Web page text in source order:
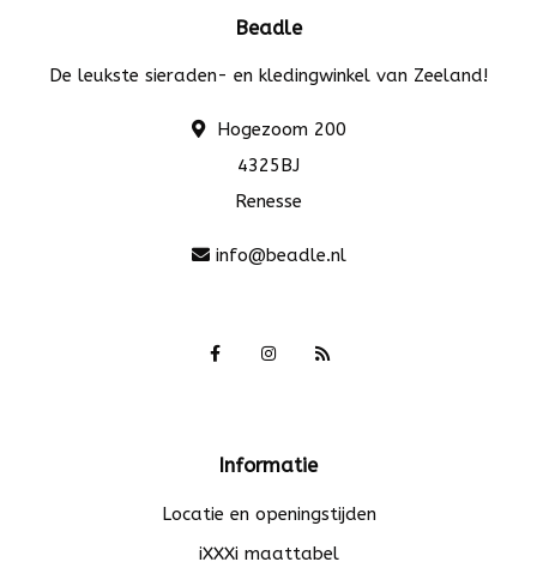
Beadle
De leukste sieraden- en kledingwinkel van Zeeland!
Hogezoom 200
4325BJ
Renesse
info@beadle.nl
Informatie
Locatie en openingstijden
iXXXi maattabel